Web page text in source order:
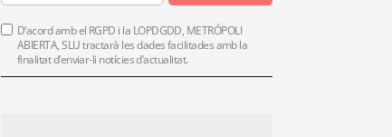
D’acord amb el RGPD i la LOPDGDD, METRÓPOLI
ABIERTA, SLU tractarà les dades facilitades amb la
finalitat d’enviar-li notícies d’actualitat.